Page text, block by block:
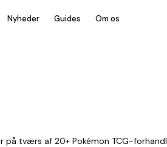
Nyheder Guides Om os
på tværs af 20+ Pokémon TCG-